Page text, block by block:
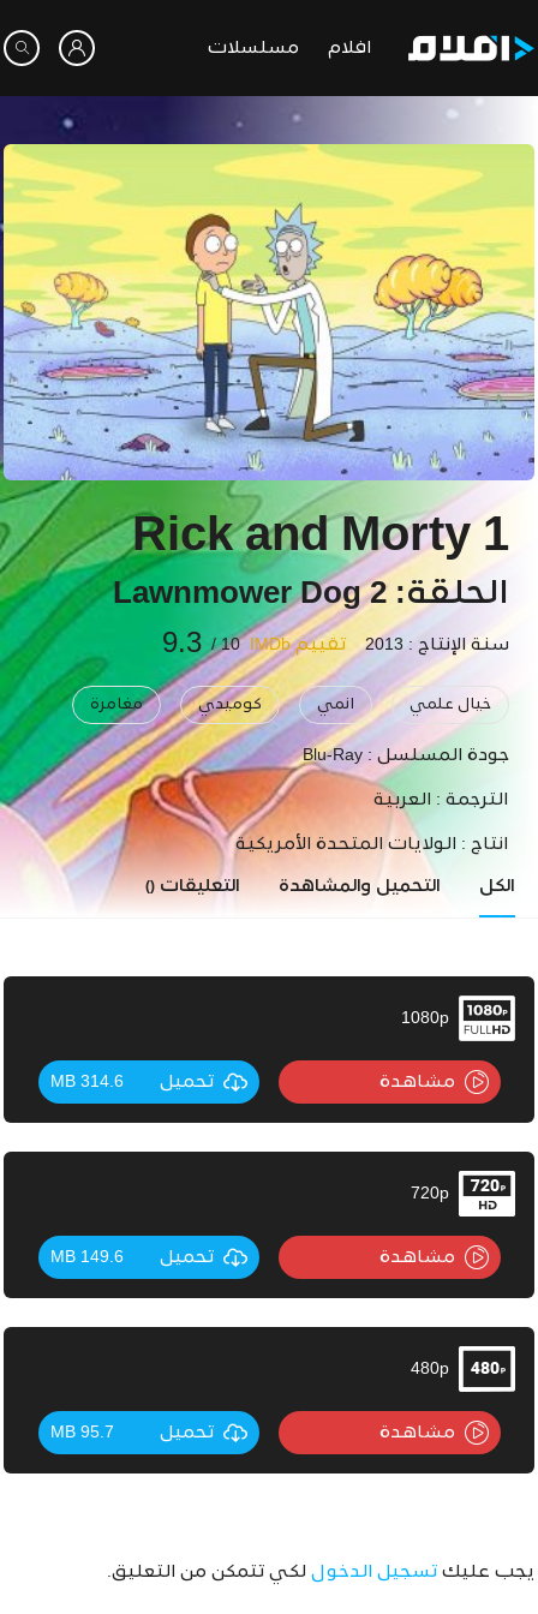
افلام مسلسلات
Rick and Morty 1
الحلقة: 2 Lawnmower Dog
سنة الإنتاج : 2013 تقييم IMDb 10 /
9.3
خيال علمي انمي كوميدي مغامرة
جودة المسلسل : Blu-Ray
الترجمة : العربية
انتاج : الولايات المتحدة الأمريكية
الكل التحميل والمشاهدة التعليقات ()
1080p
مشاهدة تحميل 314.6 MB
720p
مشاهدة تحميل 149.6 MB
480p
مشاهدة تحميل 95.7 MB
يجب عليك تسجيل الدخول لكي تتمكن من التعليق.